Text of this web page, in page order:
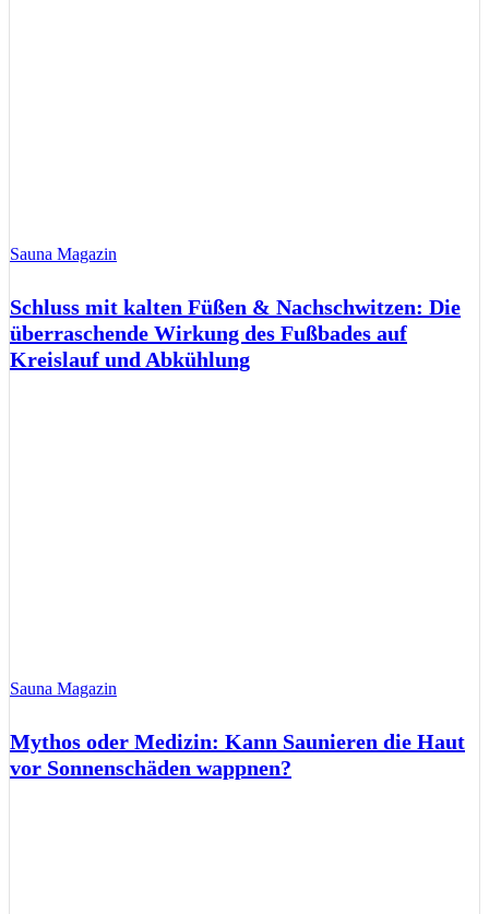
Sauna Magazin
Schluss mit kalten Füßen & Nachschwitzen: Die
überraschende Wirkung des Fußbades auf
Kreislauf und Abkühlung
Sauna Magazin
Mythos oder Medizin: Kann Saunieren die Haut
vor Sonnenschäden wappnen?